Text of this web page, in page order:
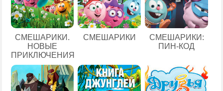
СМЕШАРИКИ.
НОВЫЕ
ПРИКЛЮЧЕНИЯ
СМЕШАРИКИ
СМЕШАРИКИ:
ПИН-КОД